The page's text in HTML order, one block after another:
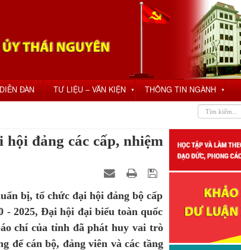
DIỄN ĐÀN TƯ LIỆU – VĂN KIỆN ▼ THÔNG TIN NGÀNH ▼
đảng các cấp, nhiệm
bị, tổ chức đại hội đảng bộ cấp
2025, Đại hội đại biểu toàn quốc
chí của tỉnh đã phát huy vai trò
để cán bộ, đảng viên và các tầng